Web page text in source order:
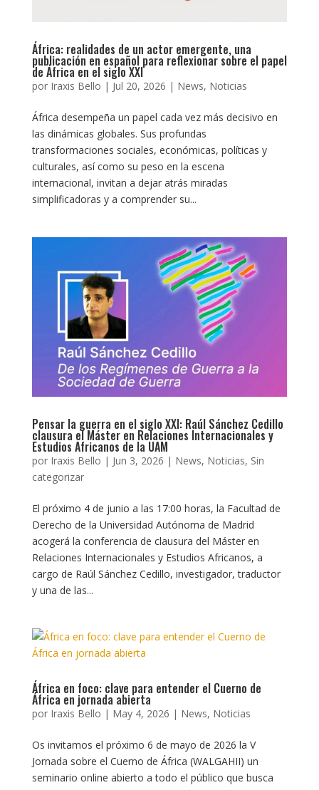
África: realidades de un actor emergente, una
publicación en español para reflexionar sobre el papel
de África en el siglo XXI
por Iraxis Bello | Jul 20, 2026 | News, Noticias
África desempeña un papel cada vez más decisivo en
las dinámicas globales. Sus profundas
transformaciones sociales, económicas, políticas y
culturales, así como su peso en la escena
internacional, invitan a dejar atrás miradas
simplificadoras y a comprender su...
Pensar la guerra en el siglo XXI: Raúl Sánchez Cedillo
clausura el Máster en Relaciones Internacionales y
Estudios Africanos de la UAM
por Iraxis Bello | Jun 3, 2026 | News, Noticias, Sin
categorizar
El próximo 4 de junio a las 17:00 horas, la Facultad de
Derecho de la Universidad Autónoma de Madrid
acogerá la conferencia de clausura del Máster en
Relaciones Internacionales y Estudios Africanos, a
cargo de Raúl Sánchez Cedillo, investigador, traductor
y una de las...
África en foco: clave para entender el Cuerno de
África en jornada abierta
por Iraxis Bello | May 4, 2026 | News, Noticias
Os invitamos el próximo 6 de mayo de 2026 la V
Jornada sobre el Cuerno de África (WALGAHII) un
seminario online abierto a todo el público que busca